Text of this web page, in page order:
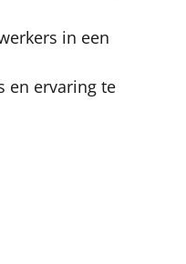
in een
en ervaring te